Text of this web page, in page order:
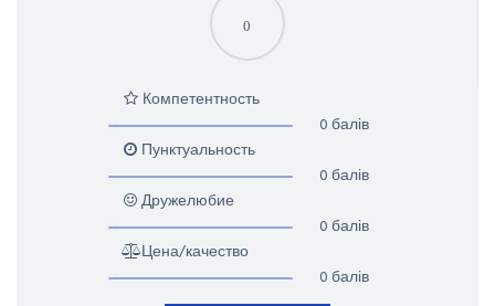
0
Компетентность
0 балів
Пунктуальность
0 балів
Дружелюбие
0 балів
Цена/качество
0 балів